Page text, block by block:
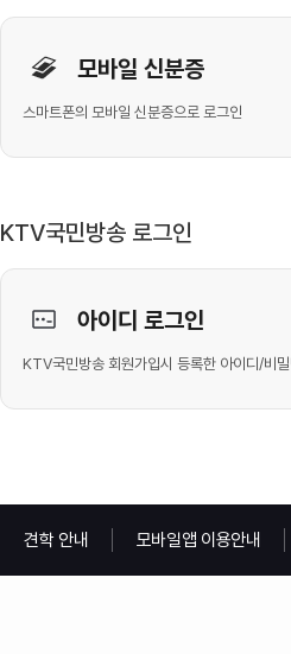
개인사용자 로그인
모바일 신분증
스마트폰의 모바일 신분증으로 로그인
KTV국민방송 로그인
아이디 로그인
KTV국민방송 회원가입시 등록한 아이디/비
견학 안내 모바일앱 이용안내